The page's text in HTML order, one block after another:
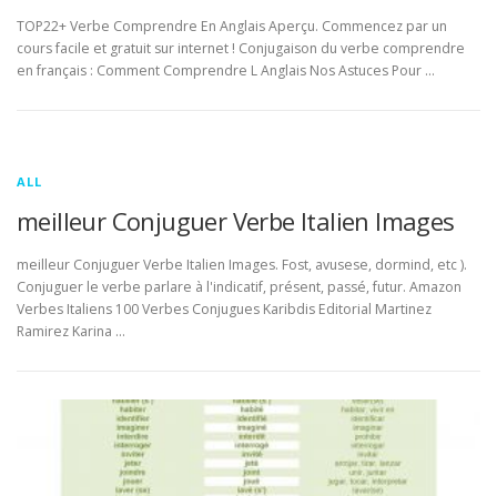
TOP22+ Verbe Comprendre En Anglais Aperçu. Commencez par un
cours facile et gratuit sur internet ! Conjugaison du verbe comprendre
en français : Comment Comprendre L Anglais Nos Astuces Pour …
ALL
meilleur Conjuguer Verbe Italien Images
meilleur Conjuguer Verbe Italien Images. Fost, avusese, dormind, etc ).
Conjuguer le verbe parlare à l'indicatif, présent, passé, futur. Amazon
Verbes Italiens 100 Verbes Conjugues Karibdis Editorial Martinez
Ramirez Karina …